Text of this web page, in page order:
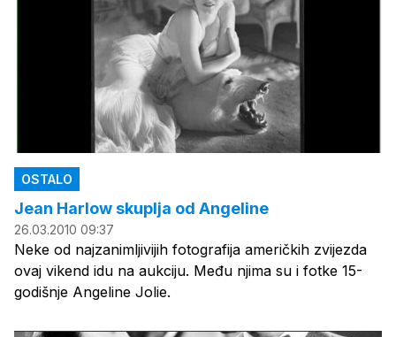
OSTALO
Jean Harlow skuplja od Angeline
26.03.2010 09:37
Neke od najzanimljivijih fotografija američkih zvijezda
ovaj vikend idu na aukciju. Među njima su i fotke 15-
godišnje Angeline Jolie.